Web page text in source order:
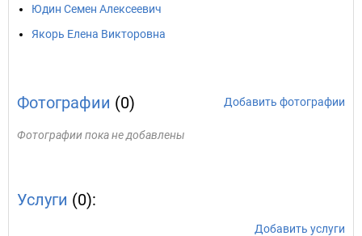
Юдин Семен Алексеевич
Якорь Елена Викторовна
Фотографии (0) Добавить фотографии
Фотографии пока не добавлены
Услуги (0):
Добавить услуги